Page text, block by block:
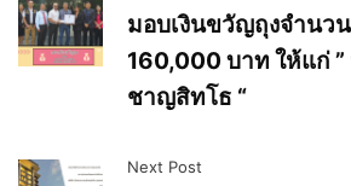
มอบเงินขวัญถุงจำนว
160,000 บาท ให้แก่ ”
ชาญสิทโธ “
Next Post